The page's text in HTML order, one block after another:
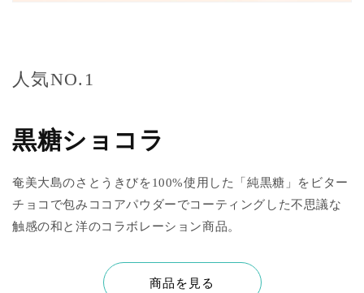
人気NO.1
黒糖ショコラ
奄美大島のさとうきびを100%使用した「純黒糖」をビター
チョコで包みココアパウダーでコーティングした不思議な
触感の和と洋のコラボレーション商品。
商品を見る